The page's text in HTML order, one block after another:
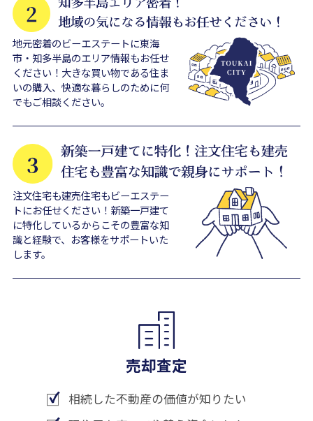
地元密着のビーエステートに東海
市・知多半島のエリア情報もお任せ
ください！大きな買い物である住ま
いの購入、快適な暮らしのために何
でもご相談ください。
注文住宅も建売住宅もビーエステー
トにお任せください！新築一戸建て
に特化しているからこその豊富な知
識と経験で、お客様をサポートいた
します。
売却査定
相続した不動産の価値が知りたい